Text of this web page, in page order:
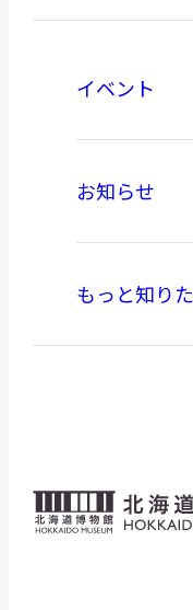
イベント
お知らせ
もっと知り
北
海